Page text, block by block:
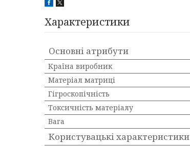
Характеристики
Основні атрибути
Країна виробник
Матеріал матриці
Гігроскопічність
Токсичність матеріалу
Вага
Користувацькі характеристики